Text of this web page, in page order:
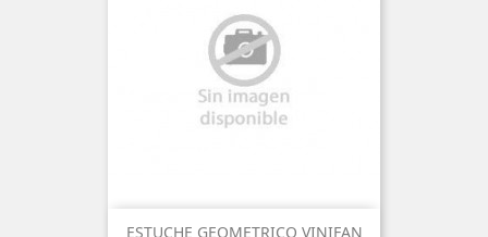
ESTUCHE GEOMETRICO VINIFAN